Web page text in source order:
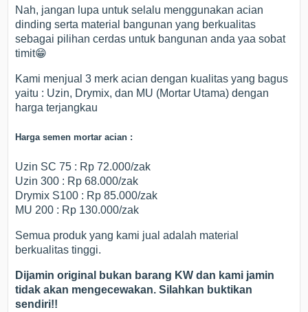
Nah, jangan lupa untuk selalu menggunakan acian
dinding serta material bangunan yang berkualitas
sebagai pilihan cerdas untuk bangunan anda yaa sobat
timit😁
Kami menjual 3 merk acian dengan kualitas yang bagus
yaitu : Uzin, Drymix, dan MU (Mortar Utama) dengan
harga terjangkau
Harga semen mortar acian :
Uzin SC 75 : Rp 72.000/zak
Uzin 300 : Rp 68.000/zak
Drymix S100 : Rp 85.000/zak
MU 200 : Rp 130.000/zak
Semua produk yang kami jual adalah material
berkualitas tinggi.
Dijamin original bukan barang KW dan kami jamin
tidak akan mengecewakan. Silahkan buktikan
sendiri!!